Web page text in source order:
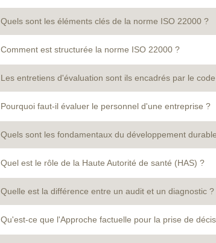
Quels sont les éléments clés de la norme ISO 22000 ?
Comment est structurée la norme ISO 22000 ?
Les entretiens d'évaluation sont ils encadrés par le
Pourquoi faut-il évaluer le personnel d'une entreprise ?
Quels sont les fondamentaux du développement
Quel est le rôle de la Haute Autorité de santé (HAS) ?
Quelle est la différence entre un audit et un diagnostic ?
Qu'est-ce que l'Approche factuelle pour la prise de